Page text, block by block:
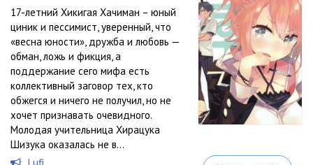
17-летний Хикигая Хачиман – юный
циник и пессимист, уверенный, что
«весна юности», дружба и любовь —
обман, ложь и фикция, а
поддержание сего мифа есть
коллективный заговор тех, кто
обжегся и ничего не получил, но не
хочет признавать очевидного.
Молодая учительница Хирацука
Шизука оказалась не в...